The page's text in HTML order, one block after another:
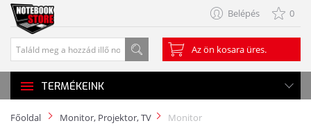
Belépés 0
Az ön kosara üres.
TERMÉKEINK
Főoldal Monitor, Projektor, TV Monitor